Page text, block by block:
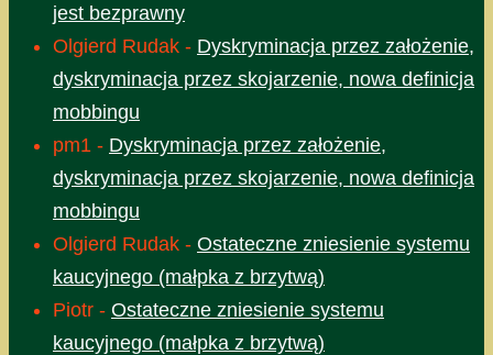
jest bezprawny
Olgierd Rudak - Dyskryminacja przez założenie,
dyskryminacja przez skojarzenie, nowa definicja
mobbingu
pm1 - Dyskryminacja przez założenie,
dyskryminacja przez skojarzenie, nowa definicja
mobbingu
Olgierd Rudak - Ostateczne zniesienie systemu
kaucyjnego (małpka z brzytwą)
Piotr - Ostateczne zniesienie systemu
kaucyjnego (małpka z brzytwą)